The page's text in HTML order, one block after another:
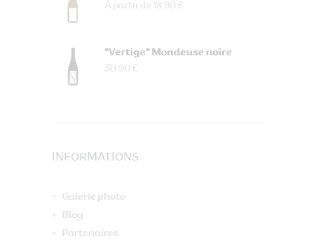
À partir de 18.90 €
"Vertige" Mondeuse noire
30.90 €
INFORMATIONS
Galerie photo
Blog
Partenaires